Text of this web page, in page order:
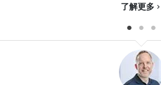
chevron_right
了解更多